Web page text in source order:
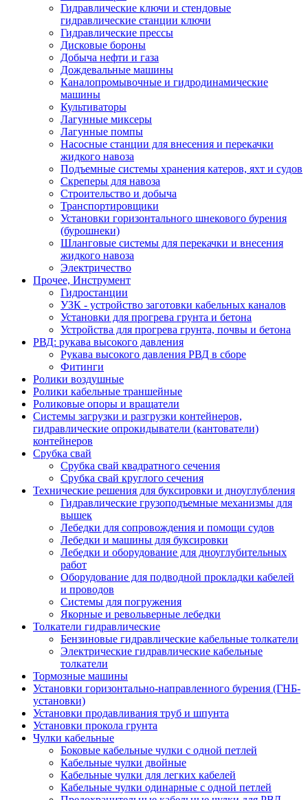
Гидравлические ключи и стендовые
гидравлические станции ключи
Гидравлические прессы
Дисковые бороны
Добыча нефти и газа
Дождевальные машины
Каналопромывочные и гидродинамические
машины
Культиваторы
Лагунные миксеры
Лагунные помпы
Насосные станции для внесения и перекачки
жидкого навоза
Подъемные системы хранения катеров, яхт и судов
Скреперы для навоза
Строительство и добыча
Транспортировщики
Установки горизонтального шнекового бурения
(бурошнеки)
Шланговые системы для перекачки и внесения
жидкого навоза
Электричество
Прочее, Инструмент
Гидростанции
УЗК - устройство заготовки кабельных каналов
Установки для прогрева грунта и бетона
Устройства для прогрева грунта, почвы и бетона
РВД: рукава высокого давления
Рукава высокого давления РВД в сборе
Фитинги
Ролики воздушные
Ролики кабельные траншейные
Роликовые опоры и вращатели
Системы загрузки и разгрузки контейнеров,
гидравлические опрокидыватели (кантователи)
контейнеров
Срубка свай
Срубка свай квадратного сечения
Срубка свай круглого сечения
Технические решения для буксировки и дноуглубления
Гидравлические грузоподъемные механизмы для
вышек
Лебедки для сопровождения и помощи судов
Лебедки и машины для буксировки
Лебедки и оборудование для дноуглубительных
работ
Оборудование для подводной прокладки кабелей
и проводов
Системы для погружения
Якорные и револьверные лебедки
Толкатели гидравлические
Бензиновые гидравлические кабельные толкатели
Электрические гидравлические кабельные
толкатели
Тормозные машины
Установки горизонтально-направленного бурения (ГНБ-
установки)
Установки продавливания труб и шпунта
Установки прокола грунта
Чулки кабельные
Боковые кабельные чулки с одной петлей
Кабельные чулки двойные
Кабельные чулки для легких кабелей
Кабельные чулки одинарные с одной петлей